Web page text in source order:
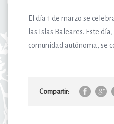
El día 1 de marzo se
las Islas Baleares. Este
comunidad autónoma, se
Compartir: